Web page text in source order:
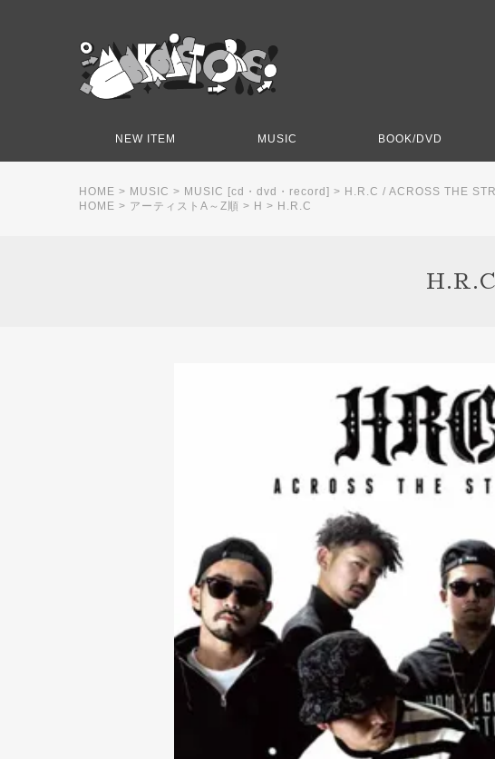
NEW ITEM MUSIC BOOK/DVD
HOME > MUSIC > MUSIC [cd・dvd・record] > H.R.C / ACROSS THE
HOME > アーティストA～Z順 > H > H.R.C